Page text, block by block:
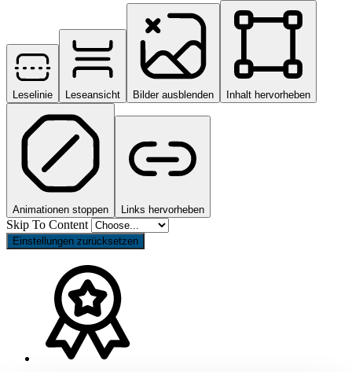
Leselinie Leseansicht Bilder ausblenden Inhalt hervorheben
Animationen stoppen Links hervorheben
Skip To Content
Einstellungen zurücksetzen